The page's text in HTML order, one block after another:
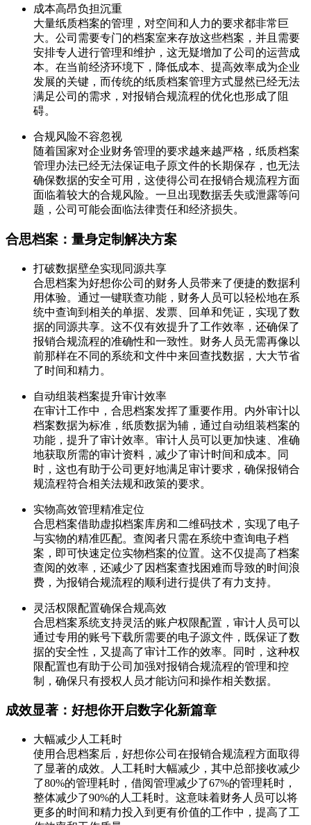
成本高昂负担沉重
大量纸质档案的管理，对空间和人力的要求都非常巨
大。公司需要专门的档案室来存放这些档案，并且需要
安排专人进行管理和维护，这无疑增加了公司的运营成
本。在当前经济环境下，降低成本、提高效率成为企业
发展的关键，而传统的纸质档案管理方式显然已经无法
满足公司的需求，对报销合规流程的优化也形成了阻
碍。
合规风险不容忽视
随着国家对企业财务管理的要求越来越严格，纸质档案
管理办法已经无法保证电子原文件的长期保存，也无法
确保数据的安全可用，这使得公司在报销合规流程方面
面临着较大的合规风险。一旦出现数据丢失或泄露等问
题，公司可能会面临法律责任和经济损失。
合思档案：量身定制解决方案
打破数据壁垒实现同源共享
合思档案为好想你公司的财务人员带来了便捷的数据利
用体验。通过一键联查功能，财务人员可以轻松地在系
统中查询到相关的单据、发票、回单和凭证，实现了数
据的同源共享。这不仅有效提升了工作效率，还确保了
报销合规流程的准确性和一致性。财务人员无需再像以
前那样在不同的系统和文件中来回查找数据，大大节省
了时间和精力。
自动组装档案提升审计效率
在审计工作中，合思档案发挥了重要作用。内外审计以
档案数据为标准，纸质数据为辅，通过自动组装档案的
功能，提升了审计效率。审计人员可以更加快速、准确
地获取所需的审计资料，减少了审计时间和成本。同
时，这也有助于公司更好地满足审计要求，确保报销合
规流程符合相关法规和政策的要求。
实物高效管理精准定位
合思档案借助虚拟档案库房和二维码技术，实现了电子
与实物的精准匹配。查阅者只需在系统中查询电子档
案，即可快速定位实物档案的位置。这不仅提高了档案
查阅的效率，还减少了因档案查找困难而导致的时间浪
费，为报销合规流程的顺利进行提供了有力支持。
灵活权限配置确保合规高效
合思档案系统支持灵活的账户权限配置，审计人员可以
通过专用的账号下载所需要的电子源文件，既保证了数
据的安全性，又提高了审计工作的效率。同时，这种权
限配置也有助于公司加强对报销合规流程的管理和控
制，确保只有授权人员才能访问和操作相关数据。
成效显著：好想你开启数字化新篇章
大幅减少人工耗时
使用合思档案后，好想你公司在报销合规流程方面取得
了显著的成效。人工耗时大幅减少，其中总部接收减少
了80%的管理耗时，借阅管理减少了67%的管理耗时，
整体减少了90%的人工耗时。这意味着财务人员可以将
更多的时间和精力投入到更有价值的工作中，提高了工